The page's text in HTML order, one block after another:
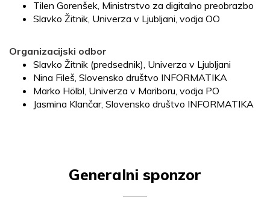
Tilen Gorenšek, Ministrstvo za digitalno preobrazbo
Slavko Žitnik, Univerza v Ljubljani, vodja OO
Organizacijski odbor
Slavko Žitnik (predsednik), Univerza v Ljubljani
Nina Fileš, Slovensko društvo INFORMATIKA
Marko Hölbl, Univerza v Mariboru, vodja PO
Jasmina Klančar, Slovensko društvo INFORMATIKA
Generalni sponzor